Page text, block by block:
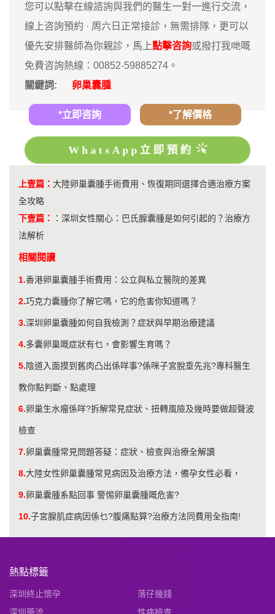
您可以點擊在線諮詢與我們的醫生一對一進行交流，
線上咨詢預約 · ‎周六日正常接診，無需排隊，更可以
優先安排醫師為你親診，馬上點擊咨詢或撥打我哋嘅
免費咨詢熱線：00852-59885274。
關鍵詞:
卵巢囊腫
*立即咨詢 *了解價格
WhatsApp立即預約
上壹篇： 大陸卵巢囊腫手術費用、恢復期同選擇合適治療方案
全攻略
下壹篇：
： 深圳女性關心：巴氏腺囊腫是如何引起的？治療方
法解析
相關閱讀
1.香港卵巢囊腫手術費用：公立與私立醫院的差異
2.巧克力囊腫你了解它嗎，它的危害你知道嗎？
3.深圳卵巢囊腫如何自我檢測？症狀與早期治療建議
4.多囊卵巢嘅症狀有乜，會影響生育嗎？
5.陰道入面摸到舊肉凸出係咩事?係咪子宮脫垂先兆?專科醫生
教你點判斷、點處理
6.卵巢生水瘤係咩?拆解常見症狀、扭轉風險及幾時要做超聲波
檢查
7.卵巢囊腫常見問題答疑：症狀、檢查與治療全解讀
8.大陸女性卵巢囊腫常見病因及治療方法，備孕女性必看，
9.卵巢囊腫系點回事 警惕卵巢囊腫嘅危害?
10.子宮腺肌症病因係乜?腹痛點算?治療方法同費用全指南!
熱點標籤
深圳終止懷孕
落仔幾錢